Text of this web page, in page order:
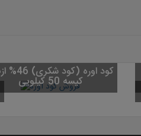
بذر ذرت شیرین هیبرید F1
پرمحصول